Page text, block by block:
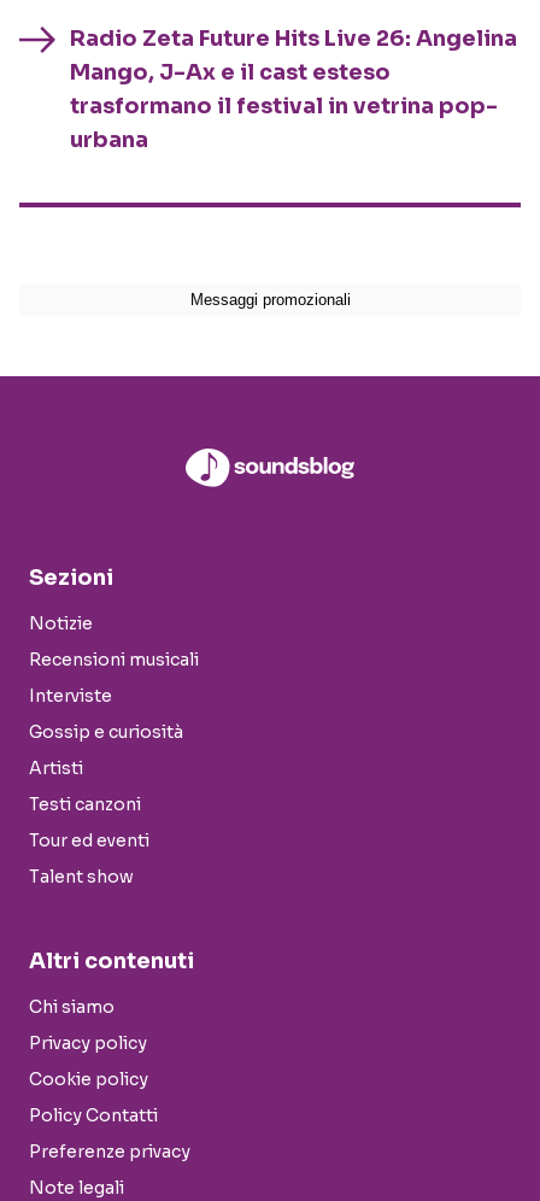
Radio Zeta Future Hits Live 26: Angelina
Mango, J-Ax e il cast esteso
trasformano il festival in vetrina pop-
urbana
Sezioni
Notizie
Recensioni musicali
Interviste
Gossip e curiosità
Artisti
Testi canzoni
Tour ed eventi
Talent show
Altri contenuti
Chi siamo
Privacy policy
Cookie policy
Policy Contatti
Preferenze privacy
Note legali